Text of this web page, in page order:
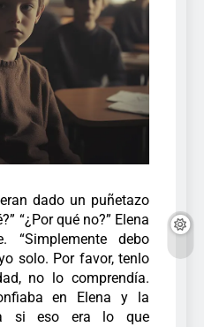
dado un puñetazo
“¿Por qué no?” Elena
“Simplemente debo
solo. Por favor, tenlo
no lo comprendía.
en Elena y la
si eso era lo que